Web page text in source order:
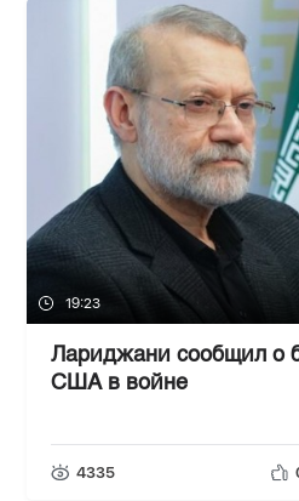
19:23
Лариджани сообщил о
США в войне
4335